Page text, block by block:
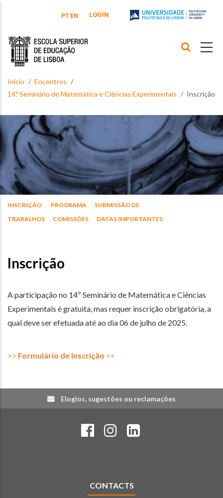
PT EN LOGIN
Início
Encontros
14.º Seminário de Matemática e Ciências Experimentais
Inscrição
INSCRIÇÃO PROGRAMA
SUBMISSÃO DE
TRABALHOS
COMISSÕES DATAS IMPORTANTES
Inscrição
A participação no 14º Seminário de Matemática e Ciências
Experimentais é gratuita, mas requer inscrição obrigatória, a
qual deve ser efetuada até ao dia 06 de julho de 2025.
>> Formulário de Inscrição <<
Elogios, sugestões ou reclamações
CONTACTS